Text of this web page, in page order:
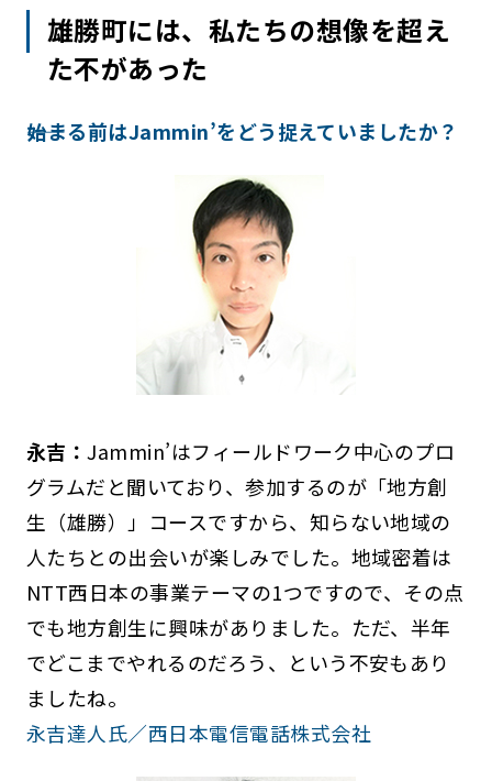
雄勝町には、私たちの想像を超え
た不があった
――始まる前はJammin’をどう捉えていましたか？
永吉：Jammin’はフィールドワーク中心のプロ
グラムだと聞いており、参加するのが「地方創
生（雄勝）」コースですから、知らない地域の
人たちとの出会いが楽しみでした。地域密着は
NTT西日本の事業テーマの1つですので、その点
でも地方創生に興味がありました。ただ、半年
でどこまでやれるのだろう、という不安もあり
ましたね。
永吉達人氏／西日本電信電話株式会社